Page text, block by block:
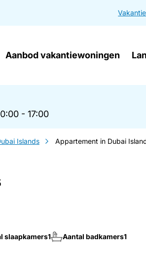
Aanbod vakantiewoningen
- 17:00
Islands Appartement in Dubai
slaapkamers1 Aantal badkamers1